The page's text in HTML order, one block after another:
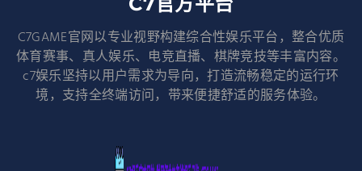
C7GAME官网以专业视野构建综合性娱乐平台，整合优质
体育赛事、真人娱乐、电竞直播、棋牌竞技等丰富内容。
c7娱乐坚持以用户需求为导向，打造流畅稳定的运行环
境，支持全终端访问，带来便捷舒适的服务体验。